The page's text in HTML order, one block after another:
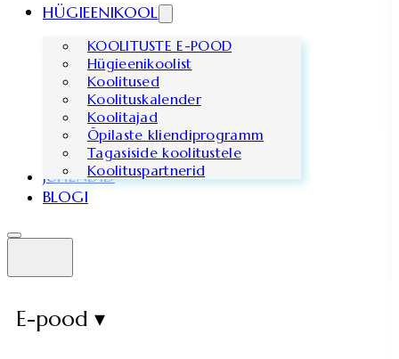
HÜGIEENIKOOL
KOOLITUSTE E-POOD
Hügieenikoolist
Koolitused
Koolituskalender
Koolitajad
Õpilaste kliendiprogramm
Tagasiside koolitustele
Koolituspartnerid
JUHENDID
BLOGI
E-pood ▾